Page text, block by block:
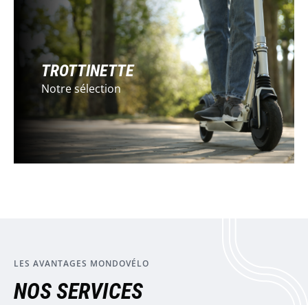
TROTTINETTE
Notre sélection
LES AVANTAGES MONDOVÉLO
NOS SERVICES